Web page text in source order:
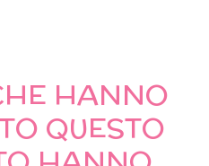
HANNO
QUESTO